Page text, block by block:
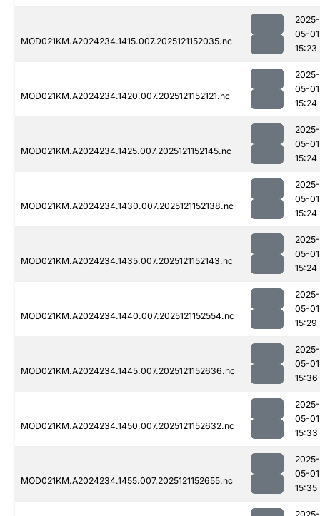
MOD021KM.A2024234.1415.007.2025121152035.nc
2025-
05-01
15:23
MOD021KM.A2024234.1420.007.2025121152121.nc
2025-
05-01
15:24
MOD021KM.A2024234.1425.007.2025121152145.nc
2025-
05-01
15:24
MOD021KM.A2024234.1430.007.2025121152138.nc
2025-
05-01
15:24
MOD021KM.A2024234.1435.007.2025121152143.nc
2025-
05-01
15:24
MOD021KM.A2024234.1440.007.2025121152554.nc
2025-
05-01
15:29
MOD021KM.A2024234.1445.007.2025121152636.nc
2025-
05-01
15:36
MOD021KM.A2024234.1450.007.2025121152632.nc
2025-
05-01
15:33
MOD021KM.A2024234.1455.007.2025121152655.nc
2025-
05-01
15:35